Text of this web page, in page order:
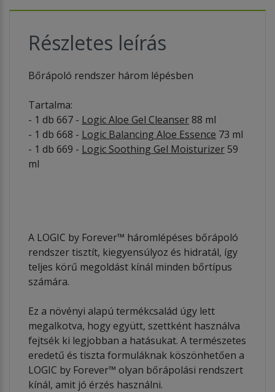
Részletes leírás
Bőrápoló rendszer három lépésben
Tartalma:
- 1 db 667 - Logic Aloe Gel Cleanser88 ml
- 1 db 668 - Logic Balancing Aloe Essence 73 ml
- 1 db 669 - Logic Soothing Gel Moisturizer 59
ml
A LOGIC by Forever™ háromlépéses bőrápoló
rendszer tisztít, kiegyensúlyoz és hidratál, így
teljes körű megoldást kínál minden bőrtípus
számára.
Ez a növényi alapú termékcsalád úgy lett
megalkotva, hogy együtt, szettként használva
fejtsék ki legjobban a hatásukat. A természetes
eredetű és tiszta formuláknak köszönhetően a
LOGIC by Forever™ olyan bőrápolási rendszert
kínál, amit jó érzés használni.